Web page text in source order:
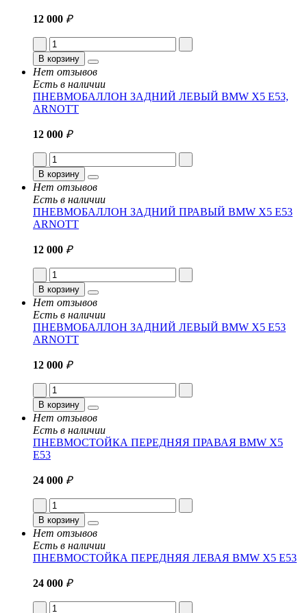
12 000 ₽
В корзину
Нет отзывов
Есть в наличии
ПНЕВМОБАЛЛОН ЗАДНИЙ ЛЕВЫЙ BMW X5 E53,
ARNOTT
12 000 ₽
В корзину
Нет отзывов
Есть в наличии
ПНЕВМОБАЛЛОН ЗАДНИЙ ПРАВЫЙ BMW X5 E53
ARNOTT
12 000 ₽
В корзину
Нет отзывов
Есть в наличии
ПНЕВМОБАЛЛОН ЗАДНИЙ ЛЕВЫЙ BMW X5 E53
ARNOTT
12 000 ₽
В корзину
Нет отзывов
Есть в наличии
ПНЕВМОСТОЙКА ПЕРЕДНЯЯ ПРАВАЯ BMW X5
E53
24 000 ₽
В корзину
Нет отзывов
Есть в наличии
ПНЕВМОСТОЙКА ПЕРЕДНЯЯ ЛЕВАЯ BMW X5 E53
24 000 ₽